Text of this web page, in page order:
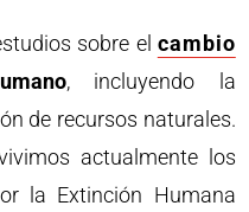
sobre el cambio
, incluyendo la
de recursos naturales.
actualmente los
la Extinción Humana